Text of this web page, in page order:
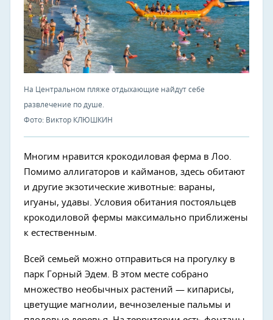
На Центральном пляже отдыхающие найдут себе
развлечение по душе.
Фото: Виктор КЛЮШКИН
Многим нравится крокодиловая ферма в Лоо.
Помимо аллигаторов и кайманов, здесь обитают
и другие экзотические животные: вараны,
игуаны, удавы. Условия обитания постояльцев
крокодиловой фермы максимально приближены
к естественным.
Всей семьей можно отправиться на прогулку в
парк Горный Эдем. В этом месте собрано
множество необычных растений — кипарисы,
цветущие магнолии, вечнозеленые пальмы и